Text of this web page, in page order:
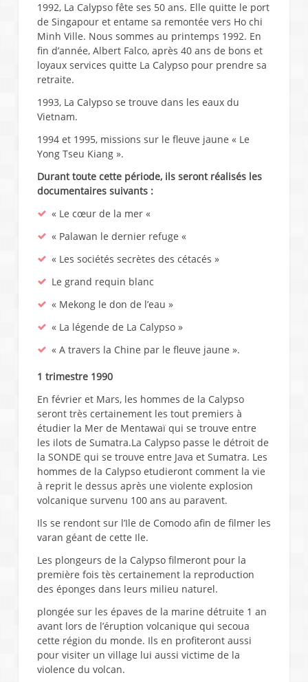
1992, La Calypso fête ses 50 ans. Elle quitte le port
de Singapour et entame sa remontée vers Ho chi
Minh Ville. Nous sommes au printemps 1992. En
fin d’année, Albert Falco, après 40 ans de bons et
loyaux services quitte La Calypso pour prendre sa
retraite.
1993, La Calypso se trouve dans les eaux du
Vietnam.
1994 et 1995, missions sur le fleuve jaune « Le
Yong Tseu Kiang ».
Durant toute cette période, ils seront réalisés les
documentaires suivants :
« Le cœur de la mer «
« Palawan le dernier refuge «
« Les sociétés secrètes des cétacés »
Le grand requin blanc
« Mekong le don de l’eau »
« La légende de La Calypso »
« A travers la Chine par le fleuve jaune ».
1 trimestre 1990
En février et Mars, les hommes de la Calypso
seront très certainement les tout premiers à
étudier la Mer de Mentawaï qui se trouve entre
les ilots de Sumatra.La Calypso passe le détroit de
la SONDE qui se trouve entre Java et Sumatra. Les
hommes de la Calypso etudieront comment la vie
à reprit le dessus après une violente explosion
volcanique survenu 100 ans au paravent.
Ils se rendont sur l’Ile de Comodo afin de filmer les
varan géant de cette Ile.
Les plongeurs de la Calypso filmeront pour la
première fois tès certainement la reproduction
des éponges dans leurs milieu naturel.
plongée sur les épaves de la marine détruite 1 an
avant lors de l’éruption volcanique qui secoua
cette région du monde. Ils en profiteront aussi
pour visiter un village lui aussi victime de la
violence du volcan.